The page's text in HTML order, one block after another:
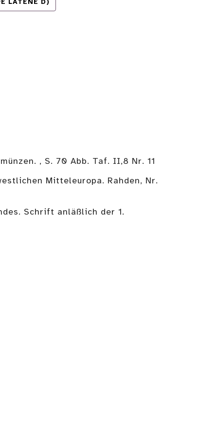
LATÈNE D)
, S. 70 Abb. Taf. II,8 Nr. 11
Mitteleuropa. Rahden, Nr.
Schrift anläßlich der 1.